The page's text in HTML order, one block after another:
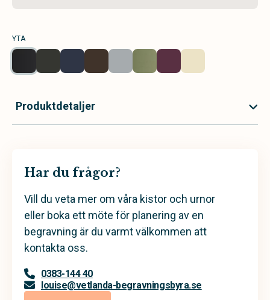
YTA
Produktdetaljer
Har du frågor?
Vill du veta mer om våra kistor och urnor
eller boka ett möte för planering av en
begravning är du varmt välkommen att
kontakta oss.
0383-144 40
louise@vetlanda-begravningsbyra.se